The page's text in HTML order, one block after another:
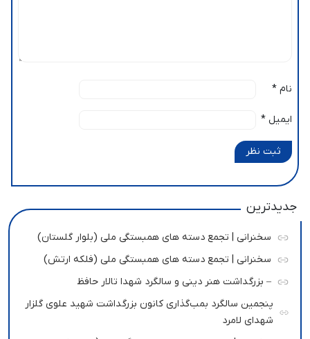
نام *
ایمیل *
ثبت نظر
جدیدترین
سخنرانی | تجمع دسته های همبستگی ملی (بلوار گلستان)
سخنرانی | تجمع دسته های همبستگی ملی (فلکه ارتش)
– بزرگداشت هنر دینی و سالگرد شهدا تالار حافظ
پنجمین سالگرد بمب‌گذاری کانون بزرگداشت شهید علوی گلزار
شهدای لامرد